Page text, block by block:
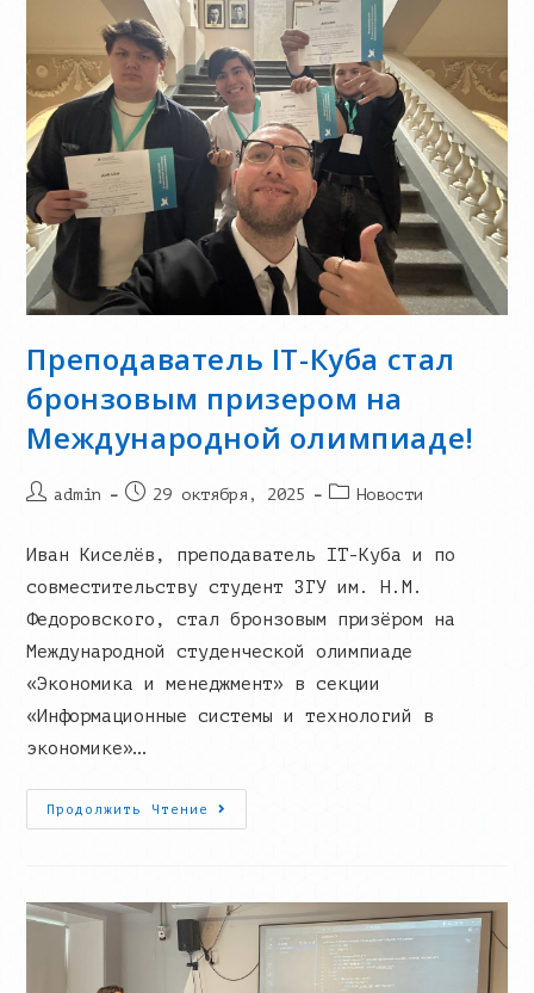
Преподаватель IT-Куба стал
бронзовым призером на
Международной олимпиаде!
Postadmin
Запись29 октября, 2025
PostНовости
Иван Киселёв, преподаватель IT-Куба и по
совместительству студент ЗГУ им. Н.М.
Федоровского, стал бронзовым призёром на
Международной студенческой олимпиаде
«Экономика и менеджмент» в секции
«Информационные системы и технологий в
экономике»…
Продолжить Чтение
Преподаватель
IT-
На
Международной
Олимпиаде!